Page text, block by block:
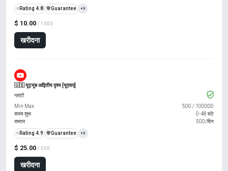
$ 10.00 / 1000
खरीदना
⭐ Rating 4.8 ️🛡️Guarantee +3
🇺🇸 यूट्यूब अद्वितीय दृश्य [यूएसए]
$ 25.00 / 500
खरीदना
गारंटी
Min Max
500 / 100000
समय शुरू
0-48 घंटे
रफ़्तार
500/दिन
⭐ Rating 4.9 ️🛡️Guarantee +3